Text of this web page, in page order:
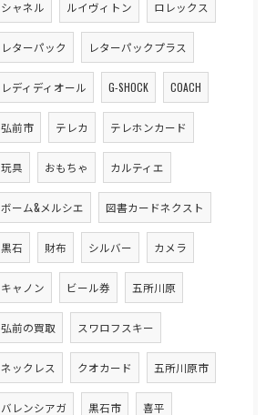
シャネル ルイヴィトン ロレックス
レターパック レターパックプラス
レディディオール G-SHOCK COACH
弘前市 テレカ テレホンカード
玩具 おもちゃ カルティエ
ボーム&メルシエ 図書カードネクスト
黒石 財布 シルバー カメラ
キャノン ビール券 五所川原
弘前の買取 スワロフスキー
ネックレス クオカード 五所川原市
バレンシアガ 黒石市 喜平